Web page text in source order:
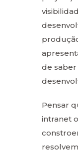
de saber
Pensar
intranet